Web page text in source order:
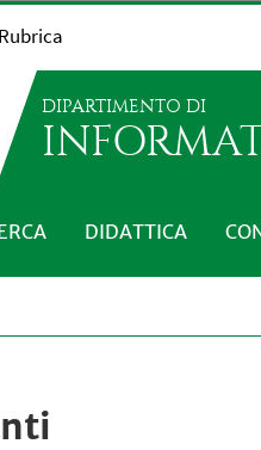
Rubrica
DIPARTIMENTO DI
DIDATTICA